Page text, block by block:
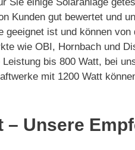
Kunden gut bewertet und
ist und können
wie OBI, Hornbach und
bis 800 Watt, bei
mit 1200 Watt
Unsere